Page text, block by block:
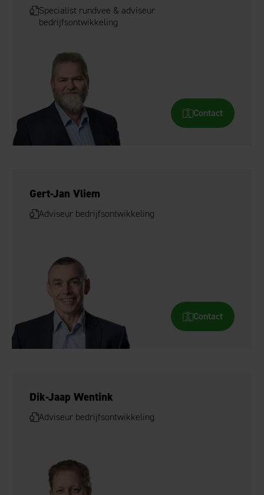
Specialist rundvee & adviseur
bedrijfsontwikkeling
Contact
Gert-Jan Vliem
Adviseur bedrijfsontwikkeling
Contact
Dik-Jaap Wentink
Adviseur bedrijfsontwikkeling